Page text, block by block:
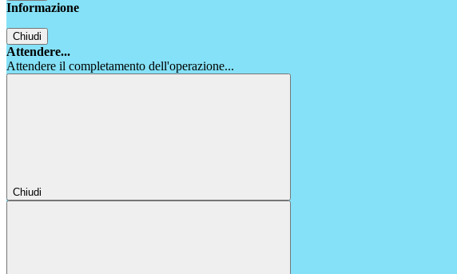
Informazione
Chiudi
Attendere...
Attendere il completamento dell'operazione...
Chiudi